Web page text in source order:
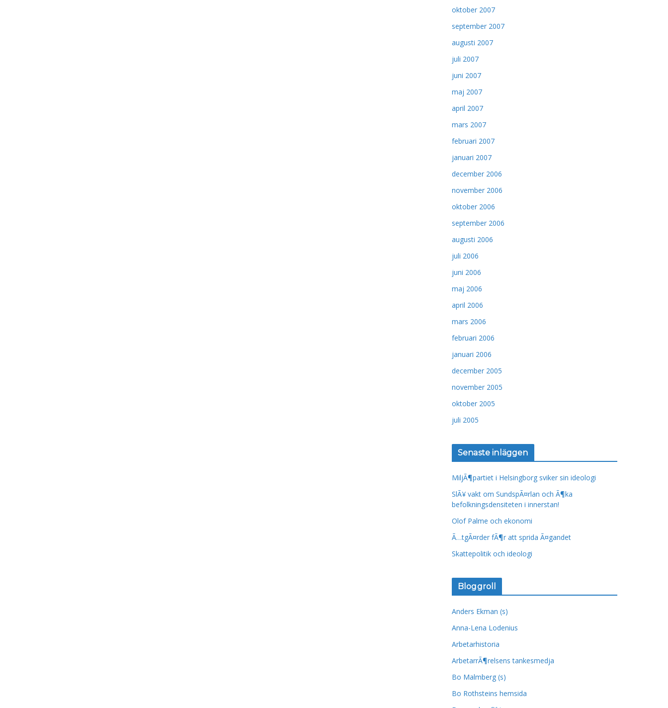
oktober 2007
september 2007
augusti 2007
juli 2007
juni 2007
maj 2007
april 2007
mars 2007
februari 2007
januari 2007
december 2006
november 2006
oktober 2006
september 2006
augusti 2006
juli 2006
juni 2006
maj 2006
april 2006
mars 2006
februari 2006
januari 2006
december 2005
november 2005
oktober 2005
juli 2005
Senaste inläggen
MiljÃ¶partiet i Helsingborg sviker sin ideologi
SlÃ¥ vakt om SundspÃ¤rlan och Ã¶ka
befolkningsdensiteten i innerstan!
Olof Palme och ekonomi
Ã…tgÃ¤rder fÃ¶r att sprida Ã¤gandet
Skattepolitik och ideologi
Bloggroll
Anders Ekman (s)
Anna-Lena Lodenius
Arbetarhistoria
ArbetarrÃ¶relsens tankesmedja
Bo Malmberg (s)
Bo Rothsteins hemsida